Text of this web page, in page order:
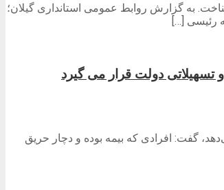
به گزارش روابط عمومی استانداری گیلان؛
رئیسی […]
دولت قرار می گیرد
گفت: افرادی که بیمه بوده و دچار حریق